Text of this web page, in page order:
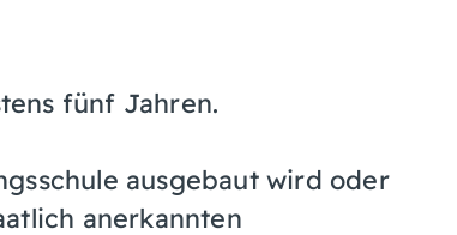
fünf Jahren.
ausgebaut wird oder
anerkannten